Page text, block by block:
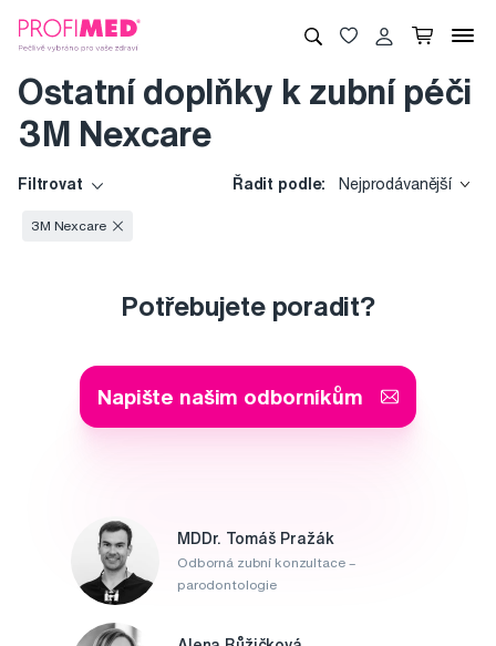
Ostatní doplňky k zubní péči
3M Nexcare
Filtrovat Řadit podle: Nejprodávanější
3M Nexcare
Potřebujete poradit?
Napište našim odborníkům
MDDr. Tomáš Pražák
Odborná zubní konzultace –
parodontologie